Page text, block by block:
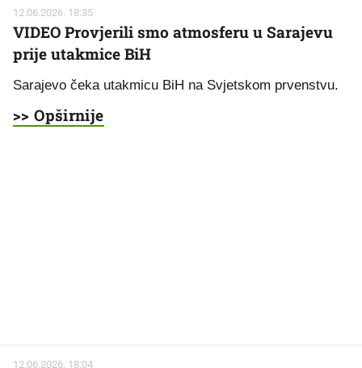
12.06.2026. 18:35
VIDEO Provjerili smo atmosferu u Sarajevu
prije utakmice BiH
Sarajevo čeka utakmicu BiH na Svjetskom prvenstvu.
>> Opširnije
12.06.2026. 18:04